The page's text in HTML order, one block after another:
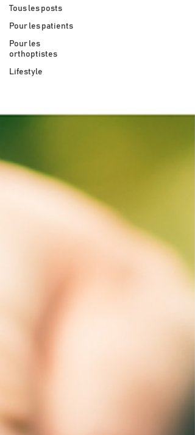
Tous les posts
Pour les patients
Pour les
orthoptistes
Lifestyle